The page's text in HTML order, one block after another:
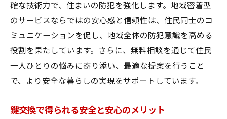
安全性を高める最新の鍵交換技術
無料相談で得られる情報とその活用法
地元密着型の鍵交換サービスが大和郡山市で選
ばれる理由
地元のニーズに応える柔軟な対応力
確な技術力で、住まいの防犯を強化します。地域密着型
のサービスならではの安心感と信頼性は、住民同士のコ
ミュニケーションを促し、地域全体の防犯意識を高める
役割を果たしています。さらに、無料相談を通じて住民
一人ひとりの悩みに寄り添い、最適な提案を行うこと
で、より安全な暮らしの実現をサポートしています。
鍵交換で得られる安全と安心のメリット